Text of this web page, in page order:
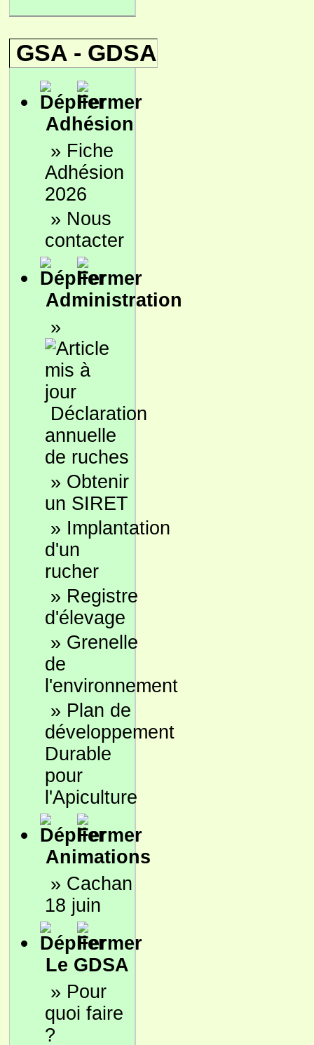
GSA - GDSA
Adhésion
» Fiche
Adhésion
2026
» Nous
contacter
Administration
»
Déclaration
annuelle
de ruches
» Obtenir
un SIRET
» Implantation
d'un
rucher
» Registre
d'élevage
» Grenelle
de
l'environnement
» Plan de
développement
Durable
pour
l'Apiculture
Animations
» Cachan
18 juin
Le GDSA
» Pour
quoi faire
?